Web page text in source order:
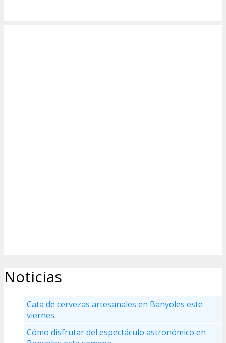
Noticias
Cata de cervezas artesanales en Banyoles este
viernes
Cómo disfrutar del espectáculo astronómico en